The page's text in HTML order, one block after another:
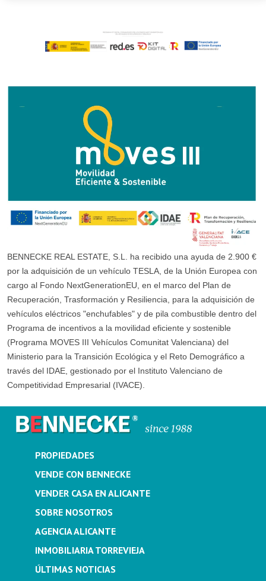
BENNECKE REAL ESTATE, S.L. ha recibido una ayuda de 2.900 €
por la adquisición de un vehículo TESLA, de la Unión Europea con
cargo al Fondo NextGenerationEU, en el marco del Plan de
Recuperación, Trasformación y Resiliencia, para la adquisición de
vehículos eléctricos "enchufables" y de pila combustible dentro del
Programa de incentivos a la movilidad eficiente y sostenible
(Programa MOVES III Vehículos Comunitat Valenciana) del
Ministerio para la Transición Ecológica y el Reto Demográfico a
través del IDAE, gestionado por el Instituto Valenciano de
Competitividad Empresarial (IVACE).
PROPIEDADES
VENDE CON BENNECKE
VENDER CASA EN ALICANTE
SOBRE NOSOTROS
AGENCIA ALICANTE
INMOBILIARIA TORREVIEJA
ÚLTIMAS NOTICIAS